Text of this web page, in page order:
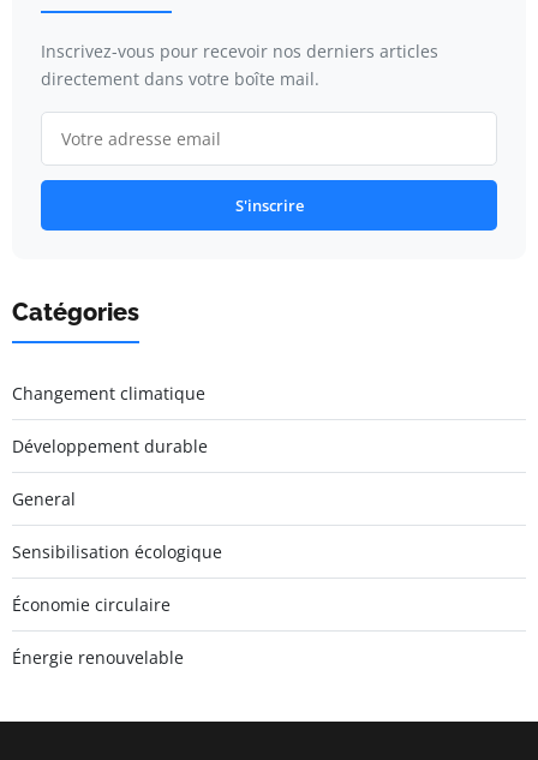
Inscrivez-vous pour recevoir nos derniers articles
directement dans votre boîte mail.
S'inscrire
Catégories
Changement climatique
Développement durable
General
Sensibilisation écologique
Économie circulaire
Énergie renouvelable